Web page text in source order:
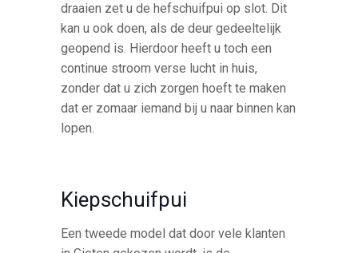
draaien zet u de hefschuifpui op slot. Dit
kan u ook doen, als de deur gedeeltelijk
geopend is. Hierdoor heeft u toch een
continue stroom verse lucht in huis,
zonder dat u zich zorgen hoeft te maken
dat er zomaar iemand bij u naar binnen kan
lopen.
Kiepschuifpui
Een tweede model dat door vele klanten